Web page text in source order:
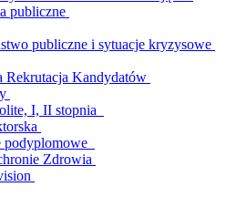
publiczne
publiczne i sytuacje kryzysowe
Rekrutacja Kandydatów
I, II stopnia
podyplomowe
Zdrowia